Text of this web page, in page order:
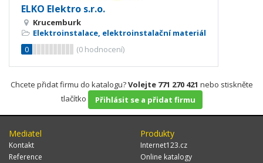
ELKO Elektro s.r.o.
Krucemburk
Elektroinstalace, elektroinstalační materiál
0
(0 hodnocení)
Chcete přidat firmu do katalogu?Volejte 771 270 421 nebo stiskněte
tlačítko
Přihlásit se a přidat firmu
Mediatel
Kontakt
Reference
Produkty
Internet123.cz
Online katalogy